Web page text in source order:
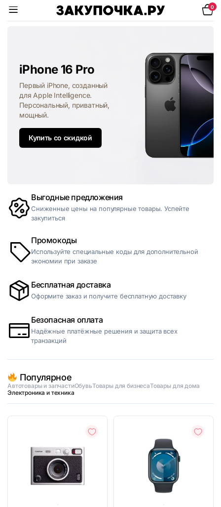
0
iPhone 16 Pro
Первый iPhone, созданный
для Apple Intelligence.
Персональный, приватный,
мощный.
Купить со скидкой
Выгодные предложения
Сниженные цены на популярные товары. Успейте
закупиться
Промокоды
Используйте специальные коды для дополнительной
экономии при заказе
Бесплатная доставка
Оформите заказ и получите бесплатную доставку
Безопасная оплата
Надёжные платёжные решения и защита всех
транзакций
Популярное
Автотовары и запчастиОбувьТовары для бизнесаТовары для дома
Электроника и техника